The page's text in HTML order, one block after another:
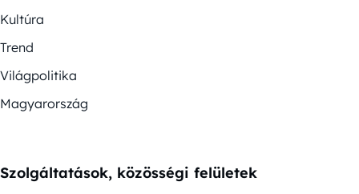
Kultúra
Trend
Világpolitika
Magyarország
Szolgáltatások, közösségi felületek